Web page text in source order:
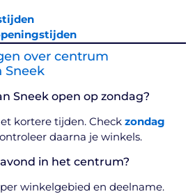
over centrum
Sneek
Sneek open op zondag?
kortere tijden. Checkzondag
daarna je winkels.
in het centrum?
winkelgebied en deelname.